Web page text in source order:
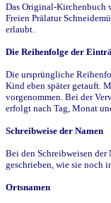
Das Original-Kirchenbuch
Freien Prälatur
erlaubt.
Die Reihenfolge der
Die ursprüngliche
Kind eben später getauft.
vorgenommen. Bei der
erfolgt nach Tag, Monat
Schreibweise der Namen
Bei den Schreibweisen der
geschrieben, wie sie noch
Ortsnamen